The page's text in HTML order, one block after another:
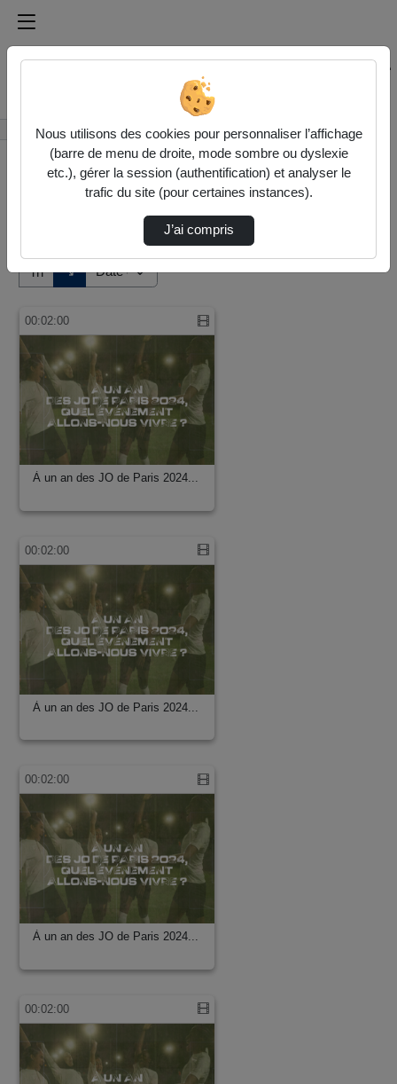
Médiathèque de l'université Paris
Rechercher un média sur Médiathèque de l'université
Accueil Vidéos
Tri ↘
00:02:00
À un an des JO de Paris 2024...
00:02:00
À un an des JO de Paris 2024...
00:02:00
À un an des JO de Paris 2024...
00:02:00
Nous utilisons des cookies pour personnaliser l’affichage
(barre de menu de droite, mode sombre ou dyslexie
etc.), gérer la session (authentification) et analyser le
trafic du site (pour certaines instances).
J’ai compris